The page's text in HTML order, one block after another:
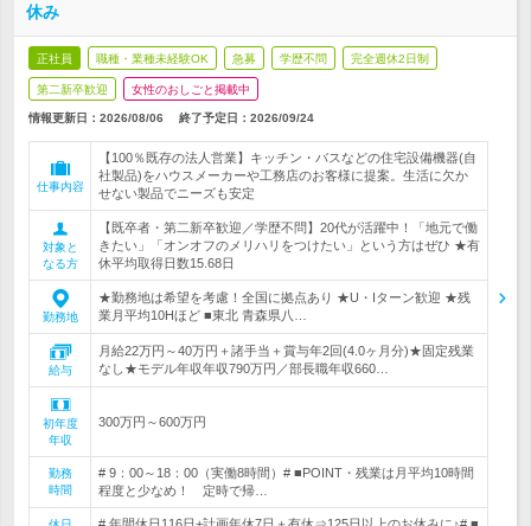
休み
正社員 職種・業種未経験OK 急募 学歴不問 完全週休2日制
第二新卒歓迎 女性のおしごと掲載中
情報更新日：2026/08/06 終了予定日： 2026/09/24
仕事内容
【100％既存の法人営業】キッチン・バスなどの住宅設備機器(自
社製品)をハウスメーカーや工務店のお客様に提案。生活に欠か
せない製品でニーズも安定
対象と
なる方
【既卒者・第二新卒歓迎／学歴不問】20代が活躍中！「地元で働
きたい」「オンオフのメリハリをつけたい」という方はぜひ ★有
休平均取得日数15.68日
勤務地
★勤務地は希望を考慮！全国に拠点あり ★U・Iターン歓迎 ★残
業月平均10Hほど ■東北 青森県八…
給与
月給22万円～40万円＋諸手当＋賞与年2回(4.0ヶ月分)★固定残業
なし★モデル年収年収790万円／部長職年収660…
初年度
年収
300万円～600万円
勤務
時間
# 9：00～18：00（実働8時間）# ■POINT・残業は月平均10時間
程度と少なめ！ 定時で帰…